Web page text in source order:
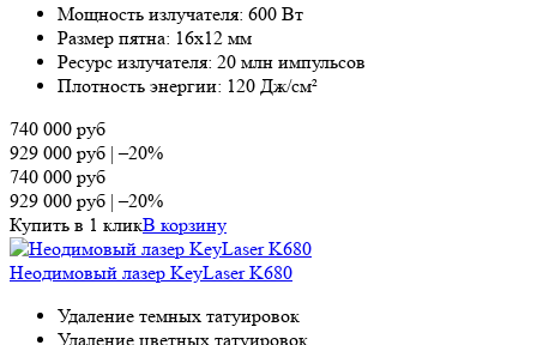
Мощность излучателя: 600 Вт
Размер пятна: 16х12 мм
Ресурс излучателя: 20 млн импульсов
Плотность энергии: 120 Дж/см²
740 000 руб
929 000 руб |–20%
740 000 руб
929 000 руб |–20%
Купить в 1 кликВ корзину
Неодимовый лазер KeyLaser K680
Удаление темных татуировок
Удаление цветных татуировок